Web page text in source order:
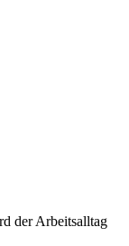
der Arbeits­alltag